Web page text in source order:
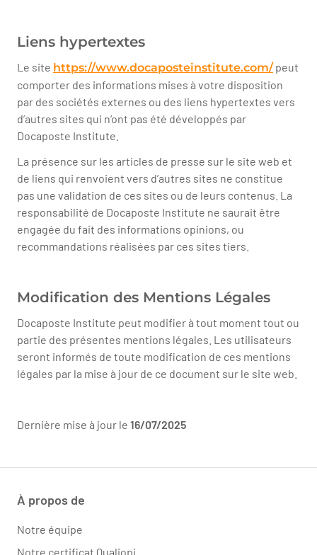
Liens hypertextes
Le site https://www.docaposteinstitute.com/peut
comporter des informations mises à votre disposition
par des sociétés externes ou des liens hypertextes vers
d’autres sites qui n’ont pas été développés par
Docaposte Institute.
La présence sur les articles de presse sur le site web et
de liens qui renvoient vers d’autres sites ne constitue
pas une validation de ces sites ou de leurs contenus. La
responsabilité de Docaposte Institute ne saurait être
engagée du fait des informations opinions, ou
recommandations réalisées par ces sites tiers.
Modification des Mentions Légales
Docaposte Institute peut modifier à tout moment tout ou
partie des présentes mentions légales. Les utilisateurs
seront informés de toute modification de ces mentions
légales par la mise à jour de ce document sur le site web.
Dernière mise à jour le 16/07/2025
À propos de
Notre équipe
Notre certificat Qualiopi